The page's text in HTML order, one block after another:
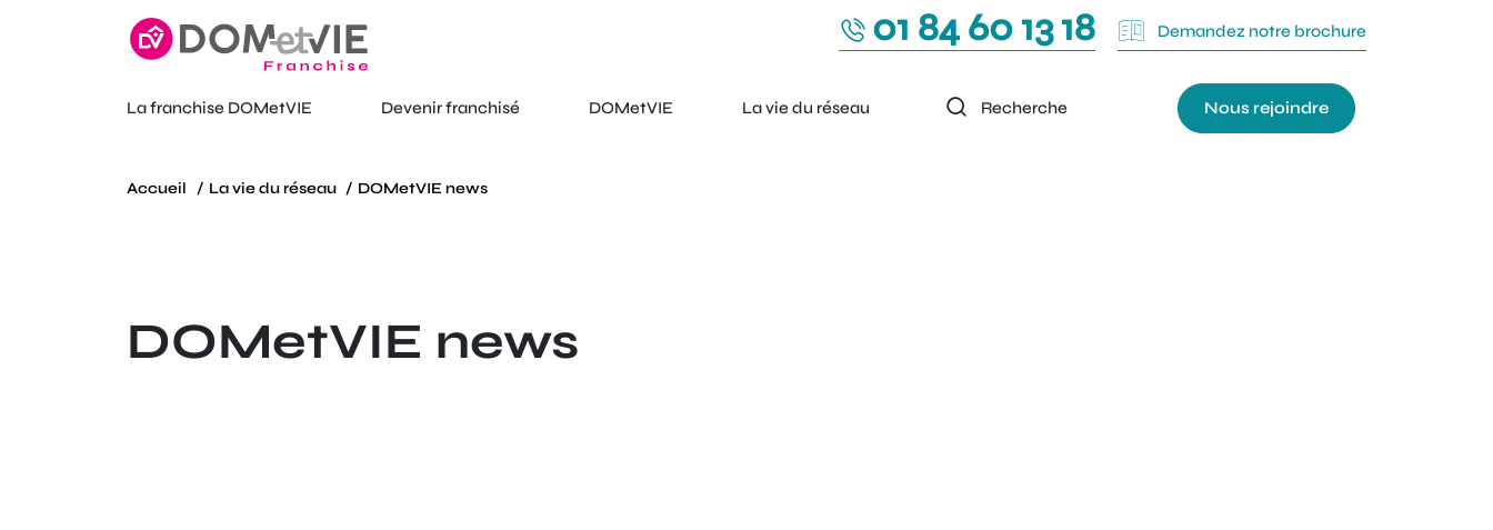
Demandez notre brochure
01 84 60 13 18
La franchise DOMetVIE Devenir franchisé DOMetVIE La vie du réseau Nous rejoindre
Accueil La vie du réseau DOMetVIE news
DOMetVIE news